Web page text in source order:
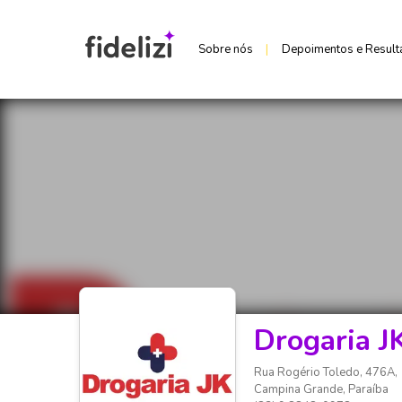
Sobre nós | Depoimentos e
Drogaria
Rua Rogério Toledo, 476A,
Campina Grande, Paraíba